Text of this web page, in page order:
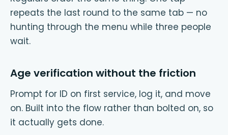
repeats the last round to the same tab — no
hunting through the menu while three people
wait.
Age verification without the friction
Prompt for ID on first service, log it, and move
on. Built into the flow rather than bolted on, so
it actually gets done.